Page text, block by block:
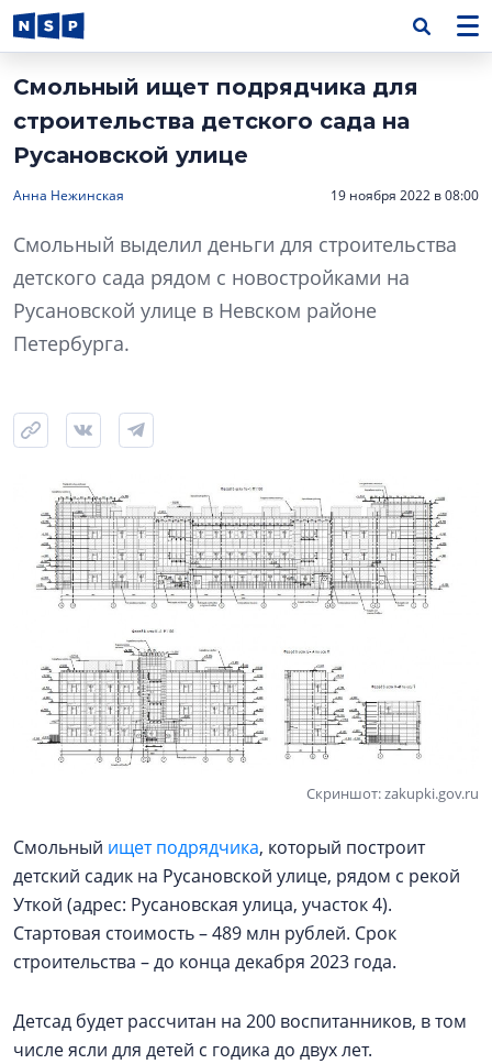
Смольный ищет подрядчика для
строительства детского сада на
Русановской улице
Анна Нежинская 19 ноября 2022 в 08:00
Смольный выделил деньги для строительства
детского сада рядом с новостройками на
Русановской улице в Невском районе
Петербурга.
Скриншот: zakupki.gov.ru
Смольный ищет подрядчика, который построит
детский садик на Русановской улице, рядом с рекой
Уткой (адрес: Русановская улица, участок 4).
Стартовая стоимость – 489 млн рублей. Срок
строительства – до конца декабря 2023 года.
Детсад будет рассчитан на 200 воспитанников, в том
числе ясли для детей с годика до двух лет.